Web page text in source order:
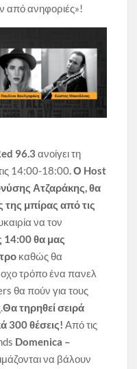
από ανηφοριές»!
96.3ανοίγει τη
14:00-18:00. Ο Host
Ατζαράκης, θα
της μπίρας από τις
να τον
14:00 θα μας
καθώς θα
τρόπο ένα πανελ
θα πούν για τους
Θα τηρηθεί σειρά
300 θέσεις!Από τις
Domenica –
να βάλουν